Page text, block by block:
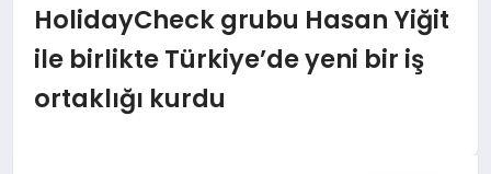
SPOR
HolidayCheck grubu Hasan Yiğit
ile birlikte Türkiye’de yeni bir iş
ortaklığı kurdu